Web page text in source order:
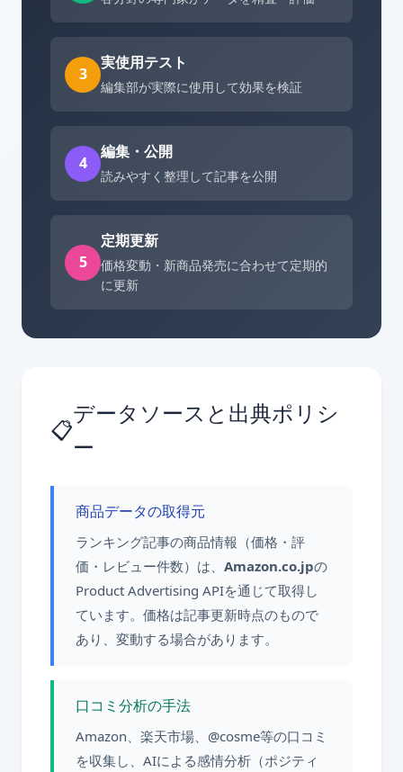
3
実使用テスト
編集部が実際に使用して効果を検証
4
編集・公開
読みやすく整理して記事を公開
5
定期更新
価格変動・新商品発売に合わせて定期的
に更新
📋
データソースと出典ポリシ
ー
商品データの取得元
ランキング記事の商品情報（価格・評
価・レビュー件数）は、 Amazon.co.jpの
Product Advertising APIを通じて取得し
ています。価格は記事更新時点のもので
あり、変動する場合があります。
口コミ分析の手法
Amazon、楽天市場、@cosme等の口コミ
を収集し、AIによる感情分析（ポジティ